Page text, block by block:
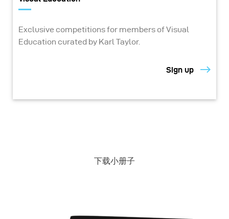
Exclusive competitions for members of Visual
Education curated by Karl Taylor.
Sign up
下载小册子